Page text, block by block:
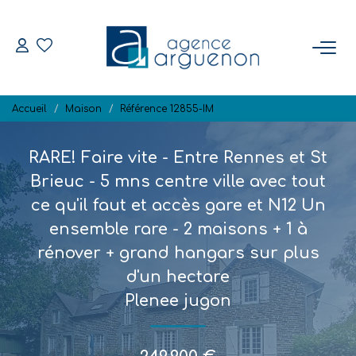
Nos Biens Disponibles
VENDRE
Estimation
Biens Vendus
NOTRE RÉGION
L'AGENCE
Accueil Maison Référence 12855-IM
RARE! Faire vite - Entre Rennes et St
Brieuc - 5 mns centre ville avec tout
ce qu'il faut et accès gare et N12 Un
ensemble rare - 2 maisons + 1 à
rénover + grand hangars sur plus
d'un hectare
Plenee jugon